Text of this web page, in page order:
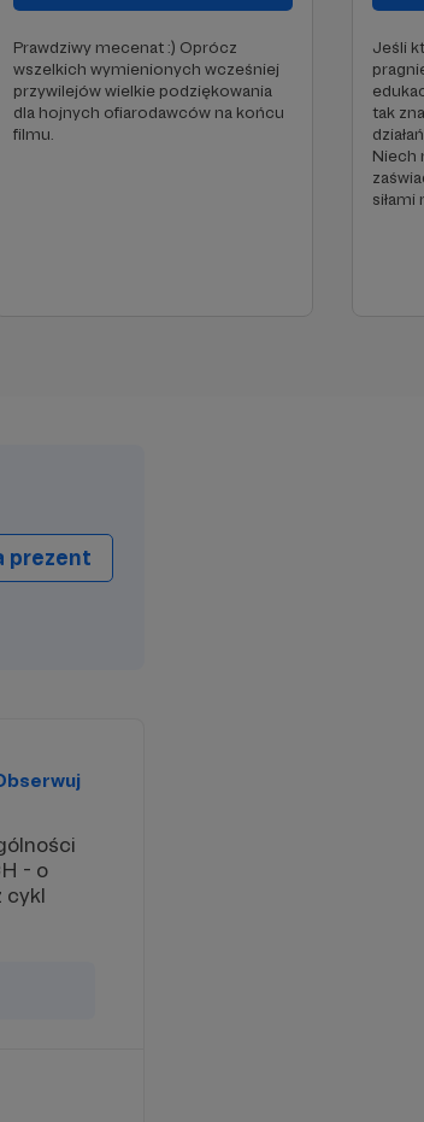
Prawdziwy mecenat :) Oprócz
wszelkich wymienionych wcześniej
przywilejów wielkie podziękowania
dla hojnych ofiarodawców na końcu
filmu.
Jeśli
tak
Niech
prezent
- o
cykl